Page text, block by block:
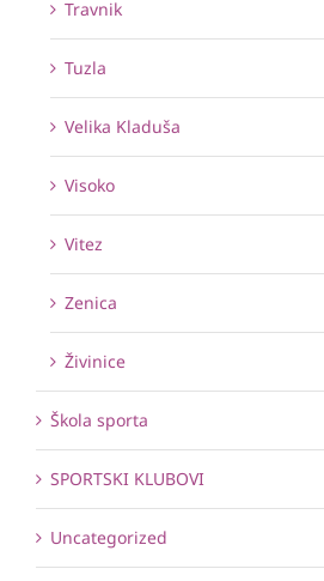
Travnik
Tuzla
Velika Kladuša
Visoko
Vitez
Zenica
Živinice
Škola sporta
SPORTSKI KLUBOVI
Uncategorized